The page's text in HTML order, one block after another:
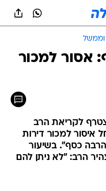
וממשל
אסור למכור
לקריאת הרב
איסור למכור דירות
הרבה כסף". בשיעור
הרב: "לא ניתן להם